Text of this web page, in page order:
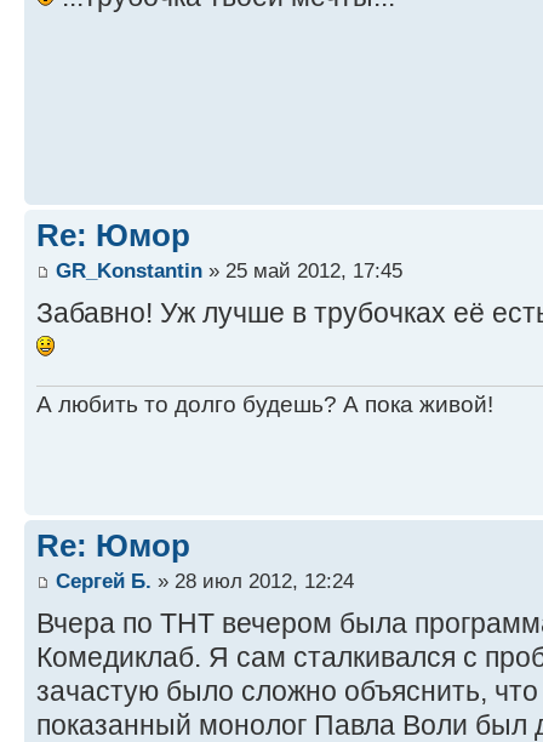
Re: Юмор
GR_Konstantin » 25 май 2012, 17:45
Забавно! Уж лучше в трубочках её
А любить то долго будешь? А пока живой!
Re: Юмор
Сергей Б. » 28 июл 2012, 12:24
Вчера по ТНТ вечером была
Комедиклаб. Я сам сталкивался с
зачастую было сложно объяснить,
показанный монолог Павла Воли был